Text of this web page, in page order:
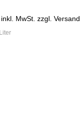
inkl. MwSt. zzgl. Versand
Liter